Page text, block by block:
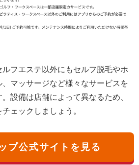
フエステ以外にもセルフ脱毛やホ
マッサージなど様々なサービスを
設備は店舗によって異なるため、
ェックしましょう。
プ公式サイトを見る